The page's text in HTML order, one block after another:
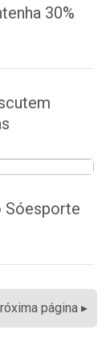
30%
Sóesporte
página ▸